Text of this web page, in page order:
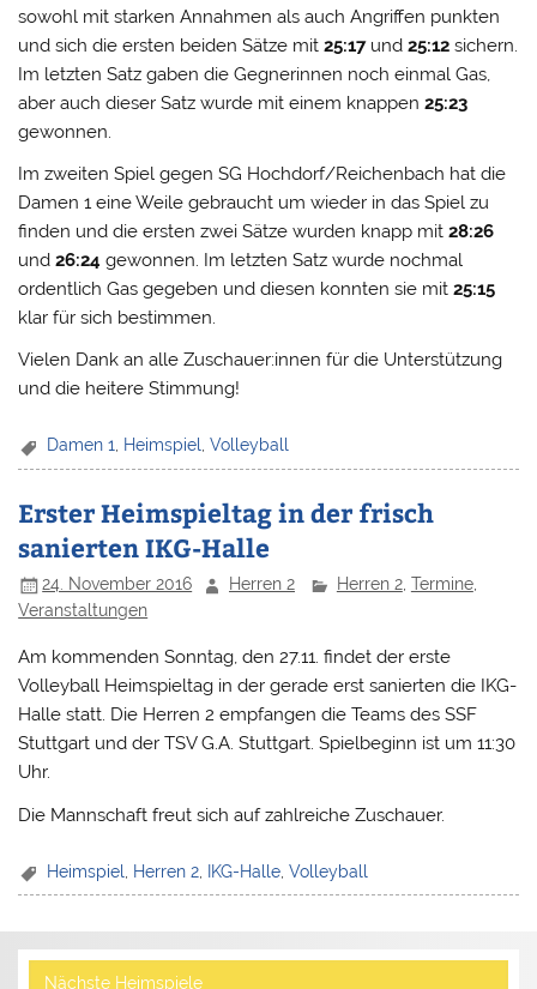
sowohl mit starken Annahmen als auch Angriffen punkten
und sich die ersten beiden Sätze mit25:17und25:12 sichern.
Im letzten Satz gaben die Gegnerinnen noch einmal Gas,
aber auch dieser Satz wurde mit einem knappen25:23
gewonnen.
Im zweiten Spiel gegen SG Hochdorf/Reichenbach hat die
Damen 1 eine Weile gebraucht um wieder in das Spiel zu
finden und die ersten zwei Sätze wurden knapp mit28:26
und26:24 gewonnen. Im letzten Satz wurde nochmal
ordentlich Gas gegeben und diesen konnten sie mit25:15
klar für sich bestimmen.
Vielen Dank an alle Zuschauer:innen für die Unterstützung
und die heitere Stimmung!
Damen 1, Heimspiel,Volleyball
Erster Heimspieltag in der frisch
sanierten IKG-Halle
24. November 2016 Herren 2 Herren 2, Termine,
Veranstaltungen
Am kommenden Sonntag, den 27.11. findet der erste
Volleyball Heimspieltag in der gerade erst sanierten die IKG-
Halle statt. Die Herren 2 empfangen die Teams des SSF
Stuttgart und der TSV G.A. Stuttgart. Spielbeginn ist um 11:30
Uhr.
Die Mannschaft freut sich auf zahlreiche Zuschauer.
Heimspiel Herren 2 IKG-Halle ,Volleyball
Nächste Heimspiele